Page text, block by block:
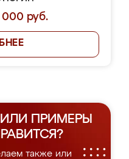
000 руб.
ПРИМЕРЫ
также или